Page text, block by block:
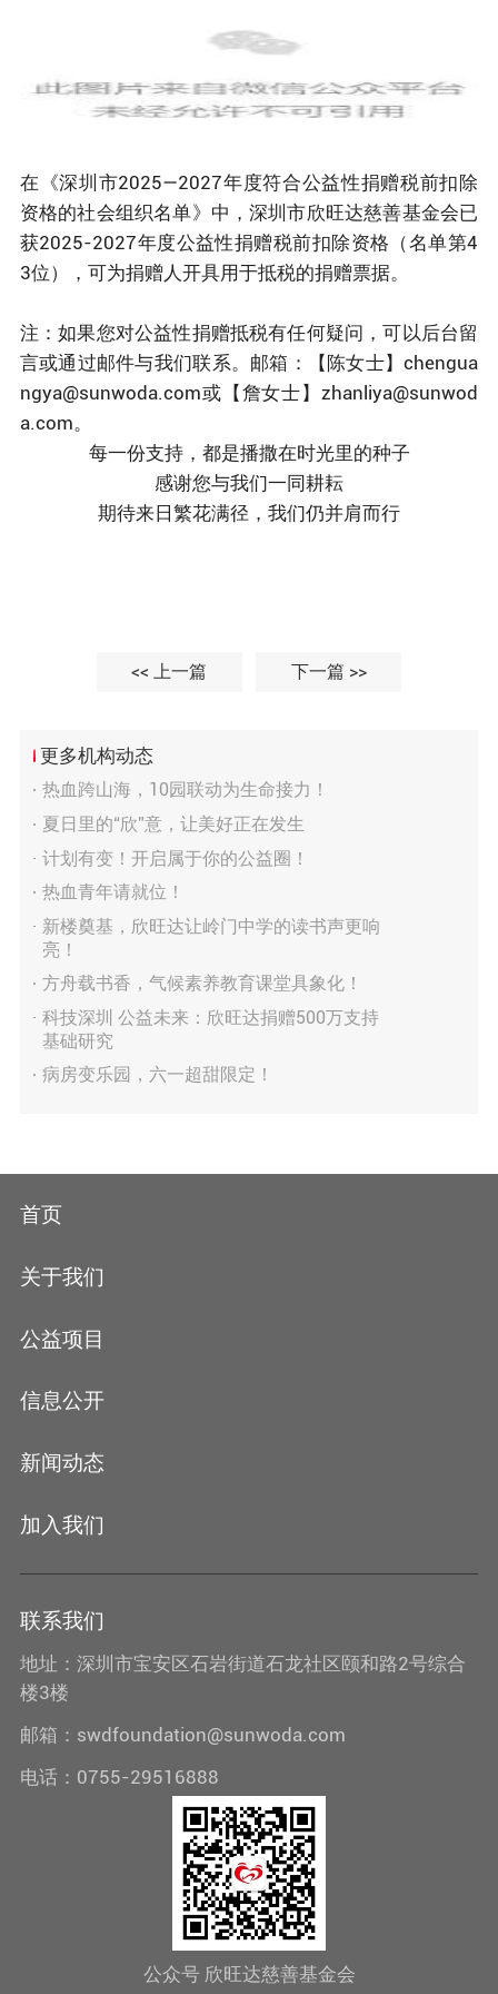
在《深圳市2025—2027年度符合公益性捐赠税前扣除
资格的社会组织名单》中，深圳市欣旺达慈善基金会已
获2025-2027年度公益性捐赠税前扣除资格（名单第4
3位），可为捐赠人开具用于抵税的捐赠票据。
注：如果您对公益性捐赠抵税有任何疑问，可以后台留
言或通过邮件与我们联系。邮箱：【陈女士】chengua
ngya@sunwoda.com或【詹女士】zhanliya@sunwod
a.com。
每一份支持，都是播撒在时光里的种子
感谢您与我们一同耕耘
期待来日繁花满径，我们仍并肩而行
<< 上一篇 下一篇 >>
更多机构动态
热血跨山海，10园联动为生命接力！
夏日里的“欣”意，让美好正在发生
计划有变！开启属于你的公益圈！
热血青年请就位！
新楼奠基，欣旺达让岭门中学的读书声更响
亮！
方舟载书香，气候素养教育课堂具象化！
科技深圳 公益未来：欣旺达捐赠500万支持
基础研究
病房变乐园，六一超甜限定！
首页
关于我们
公益项目
信息公开
新闻动态
加入我们
联系我们
地址：深圳市宝安区石岩街道石龙社区颐和路2号综合
楼3楼
邮箱：swdfoundation@sunwoda.com
电话：0755-29516888
公众号 欣旺达慈善基金会